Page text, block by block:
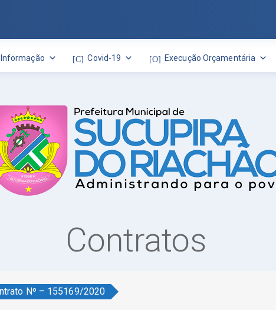
Covid-19 Execução Orçamentária
Contratos
Nº – 155169/2020